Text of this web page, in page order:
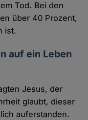
Tod. Bei den
über 40 Prozent,
ist.
auf ein Leben
Jesus, der
glaubt, dieser
auferstanden.